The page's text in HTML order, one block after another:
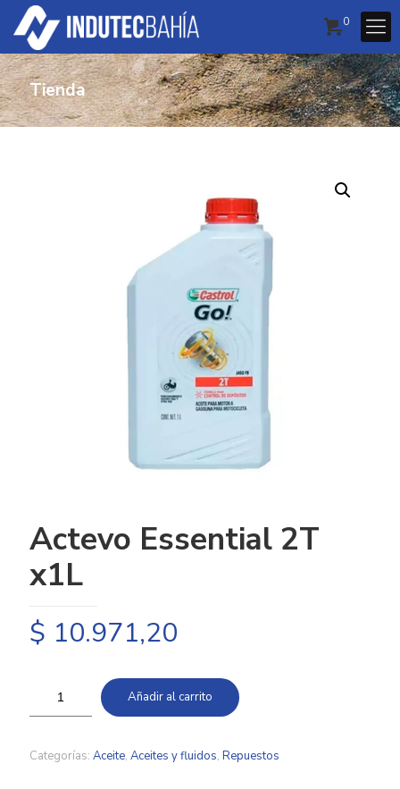
0
Tienda
Actevo Essential 2T
x1L
$ 10.971,20
Añadir al carrito
Categorías: Aceite, Aceites y fluidos, Repuestos